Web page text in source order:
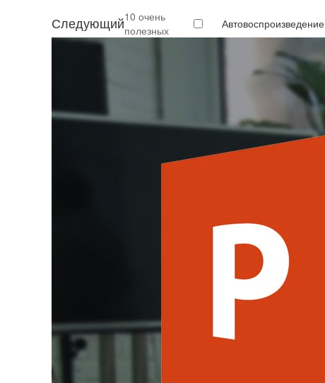
Следующий Автовоспроизведение
10 очень
полезных